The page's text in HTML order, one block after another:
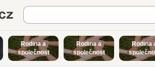
Najisto.cz
Rodina a
společnost
Rodina a
společnost
Rodina